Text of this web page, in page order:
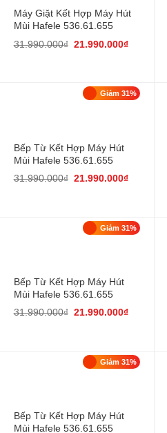
Máy Giặt Kết Hợp Máy Hút
Mùi Hafele 536.61.655
31.990.000₫ 21.990.000₫
Giảm 31%
Bếp Từ Kết Hợp Máy Hút
Mùi Hafele 536.61.655
31.990.000₫ 21.990.000₫
Giảm 31%
Bếp Từ Kết Hợp Máy Hút
Mùi Hafele 536.61.655
31.990.000₫ 21.990.000₫
Giảm 31%
Bếp Từ Kết Hợp Máy Hút
Mùi Hafele 536.61.655